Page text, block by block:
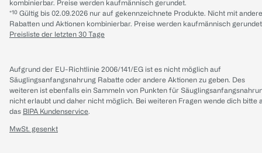
kombinierbar. Preise werden kaufmännisch gerundet.
*¹⁰ Gültig bis 02.09.2026 nur auf gekennzeichnete Produkte. Nicht mit
Rabatten und Aktionen kombinierbar. Preise werden kaufmännisch
Preisliste der letzten 30 Tage
Aufgrund der EU-Richtlinie 2006/141/EG ist es nicht möglich auf
Säuglingsanfangsnahrung Rabatte oder andere Aktionen zu geben. Des
weiteren ist ebenfalls ein Sammeln von Punkten für
nicht erlaubt und daher nicht möglich. Bei weiteren Fragen wende dich bitte
das BIPA Kundenservice.
MwSt. gesenkt